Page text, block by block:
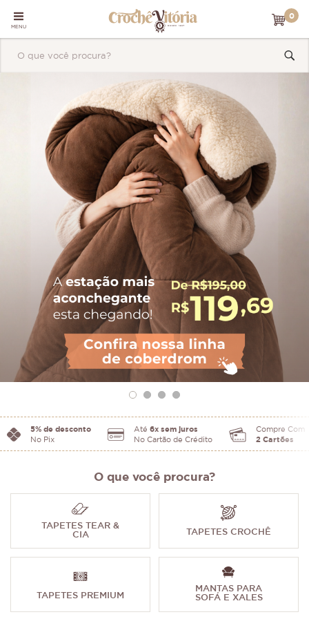
MENU
0
5% de desconto
No Pix
Até 6x sem juros
No Cartão de Crédito
Compre Com
2 Cartões
O que você procura?
TAPETES TEAR &
CIA
TAPETES CROCHÊ
TAPETES PREMIUM
MANTAS PARA
SOFÁ E XALES